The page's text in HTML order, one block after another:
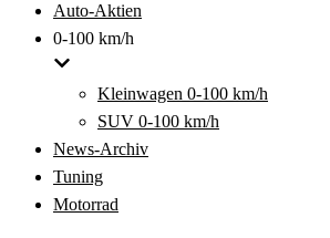
Auto-Aktien
0-100 km/h
Kleinwagen 0-100 km/h
SUV 0-100 km/h
News-Archiv
Tuning
Motorrad